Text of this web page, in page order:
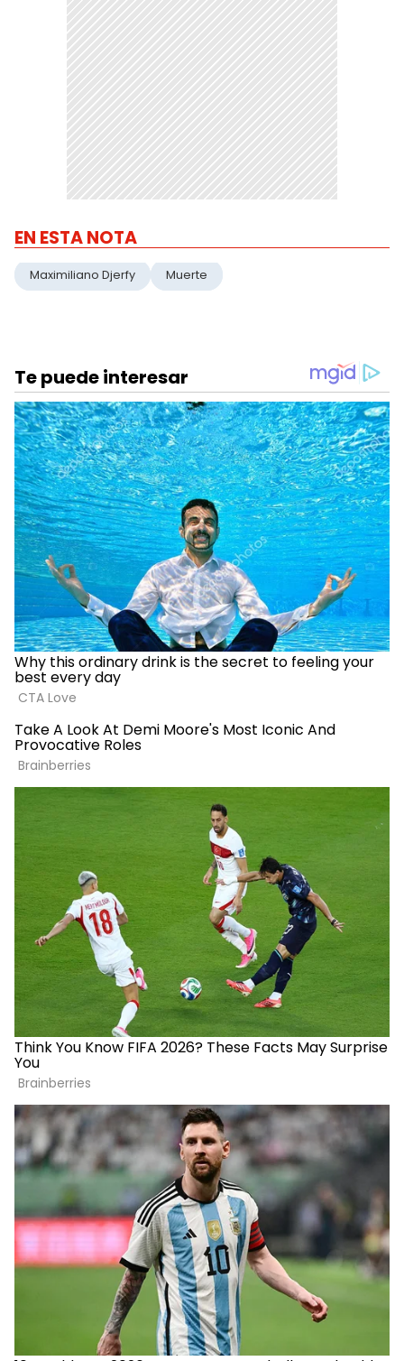
EN ESTA NOTA
Maximiliano Djerfy Muerte